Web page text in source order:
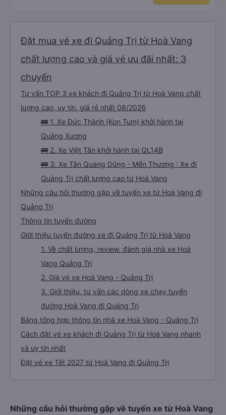
Đặt mua vé xe đi Quảng Trị từ Hoà Vang
chất lượng cao và giá vé ưu đãi nhất: 3
chuyến
Tư vấn TOP 3 xe khách đi Quảng Trị từ Hoà Vang chất
lượng cao, uy tín, giá rẻ nhất 08/2026
🚌 1. Xe Đức Thành (Kon Tum) khởi hành tại
Quảng Xương
🚌 2. Xe Việt Tân khởi hành tại QL14B
🚌 3. Xe Tân Quang Dũng - Mến Thương : Xe đi
Quảng Trị chất lượng cao từ Hoà Vang
Những câu hỏi thường gặp về tuyến xe từ Hoà Vang đi
Quảng Trị
Thông tin tuyến đường
Giới thiệu tuyến đường xe đi Quảng Trị từ Hoà Vang
1. Về chất lượng, review, đánh giá nhà xe Hoà
Vang Quảng Trị
2. Giá vé xe Hoà Vang - Quảng Trị
3. Giới thiệu, tư vấn các dòng xe chạy tuyến
đường Hoà Vang đi Quảng Trị
Bảng tổng hợp thông tin nhà xe Hoà Vang - Quảng Trị
Cách đặt vé xe khách đi Quảng Trị từ Hoà Vang nhanh
và uy tín nhất
Đặt vé xe Tết 2027 từ Hoà Vang đi Quảng Trị
Những câu hỏi thường gặp về tuyến xe từ Hoà Vang